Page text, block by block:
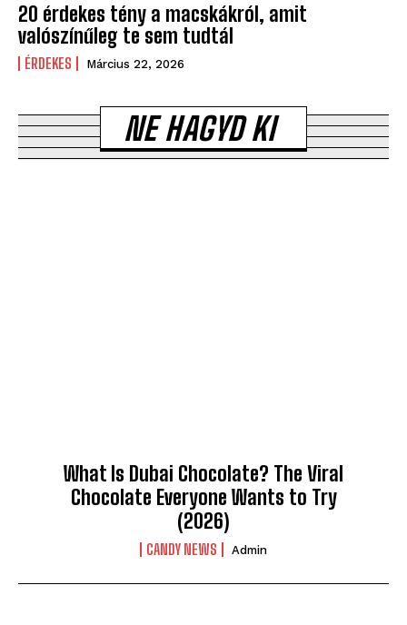
20 érdekes tény a macskákról, amit
valószínűleg te sem tudtál
ÉRDEKES Március 22, 2026
NE HAGYD KI
What Is Dubai Chocolate? The Viral
Chocolate Everyone Wants to Try
(2026)
CANDY NEWS Admin